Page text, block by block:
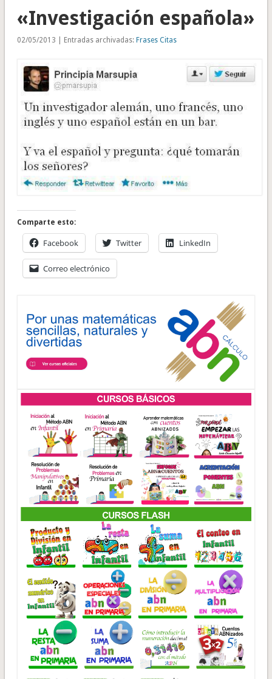
«Investigación española»
02/05/2013 | Entradas archivadas: Frases Citas
Comparte esto:
Facebook Twitter LinkedIn
Correo electrónico